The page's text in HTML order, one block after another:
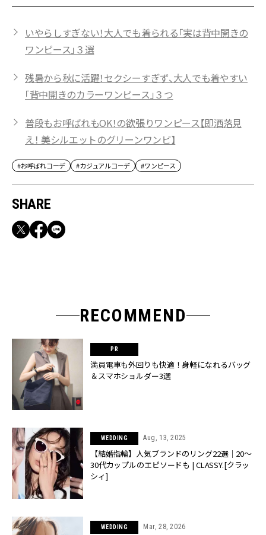
いやらしすぎない！大人でも着られる「実は背中開きの
ワンピース」３選
残暑から秋に活躍！セクシーすぎず、大人でも着やすい
「背中開きのカラーワンピース」３つ
普段もお呼ばれもOK！の欲張りワンピース【即洒落見
え！ 美シルエットのグリーンワンピ】
#お呼ばれコーデ #カジュアルコーデ #ワンピース
SHARE
RECOMMEND
満員電車も外回りも快適！身軽になれるバッグ
＆スマホショルダー3選
WEDDING Aug, 13, 2025
【結婚指輪】人気ブランドのリング22選｜20〜
30代カップルのエピソードも | CLASSY.[クラッ
シィ]
WEDDING Mar, 28, 2026